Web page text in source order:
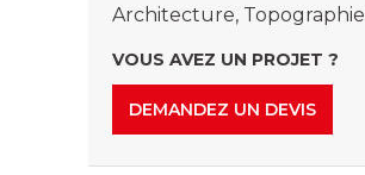
Architecture, Topographie
VOUS AVEZ UN PROJET ?
DEMANDEZ UN DEVIS